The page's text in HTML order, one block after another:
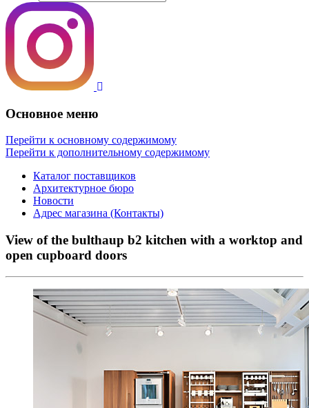
Основное меню
Перейти к основному содержимому
Перейти к дополнительному содержимому
Каталог поставщиков
Архитектурное бюро
Новости
Адрес магазина (Контакты)
View of the bulthaup b2 kitchen with a worktop and
open cupboard doors